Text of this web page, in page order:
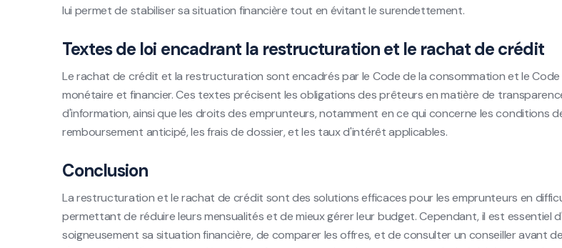
lui permet de stabiliser sa situation financière tout en évitant le surendettement.
Textes de loi encadrant la restructuration et le rachat de crédit
Le rachat de crédit et la restructuration sont encadrés par le Code de la consommation et le Code
monétaire et financier. Ces textes précisent les obligations des prêteurs en matière de
d'information, ainsi que les droits des emprunteurs, notamment en ce qui concerne les conditions
remboursement anticipé, les frais de dossier, et les taux d'intérêt applicables.
Conclusion
La restructuration et le rachat de crédit sont des solutions efficaces pour les emprunteurs en
permettant de réduire leurs mensualités et de mieux gérer leur budget. Cependant, il est essentiel
soigneusement sa situation financière, de comparer les offres, et de consulter un conseiller avant de